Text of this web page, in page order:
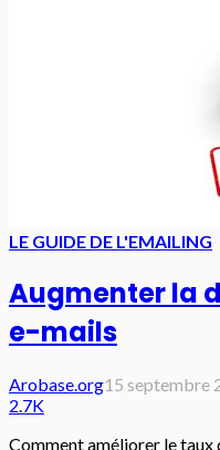
LE GUIDE DE L'EMAILING
Augmenter la
e-mails
Arobase.org15 septembre
2.7K
Comment améliorer le taux